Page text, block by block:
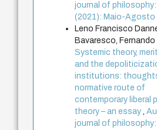
journal of philosophy:
(2021): Maio-Agosto
Leno Francisco
Bavaresco, Fernando
Systemic theory,
and the
institutions:
normative route of
contemporary liberal
theory – an essay,
journal of philosophy: